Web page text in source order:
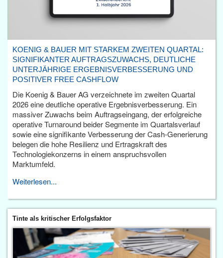
KOENIG & BAUER MIT STARKEM ZWEITEN QUARTAL:
SIGNIFIKANTER AUFTRAGSZUWACHS, DEUTLICHE
UNTERJÄHRIGE ERGEBNISVERBESSERUNG UND
POSITIVER FREE CASHFLOW
Die Koenig & Bauer AG verzeichnete im zweiten Quartal
2026 eine deutliche operative Ergebnisverbesserung. Ein
massiver Zuwachs beim Auftragseingang, der erfolgreiche
operative Turnaround beider Segmente im Quartalsverlauf
sowie eine signifikante Verbesserung der Cash-Generierung
belegen die hohe Resilienz und Ertragskraft des
Technologiekonzerns in einem anspruchsvollen
Marktumfeld.
Weiterlesen...
Tinte als kritischer Erfolgsfaktor